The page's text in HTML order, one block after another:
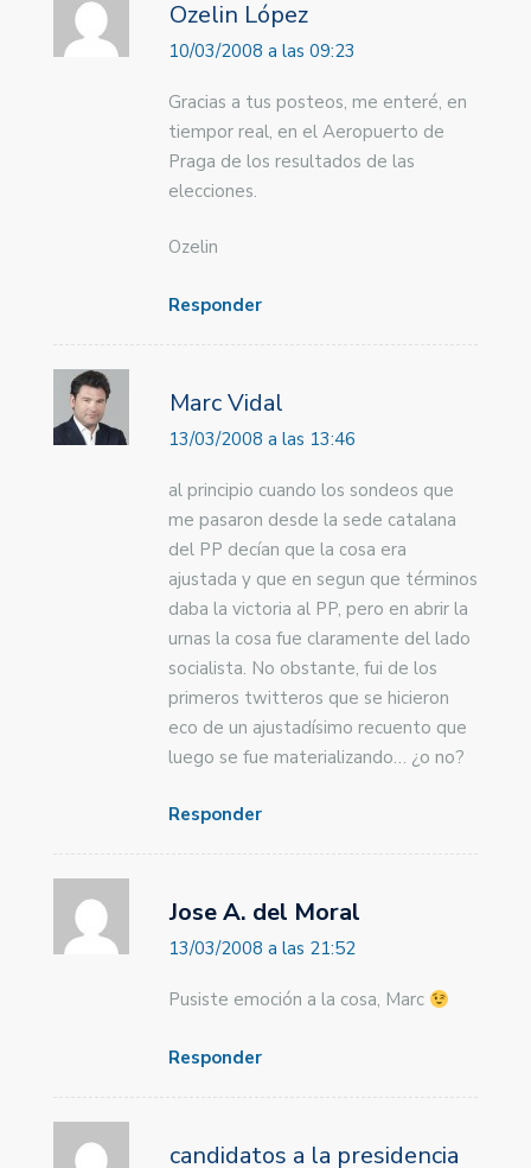
Ozelin López
10/03/2008 a las 09:23
Gracias a tus posteos, me enteré, en
tiempor real, en el Aeropuerto de
Praga de los resultados de las
elecciones.
Ozelin
Responder
Marc Vidal
13/03/2008 a las 13:46
al principio cuando los sondeos que
me pasaron desde la sede catalana
del PP decían que la cosa era
ajustada y que en segun que términos
daba la victoria al PP, pero en abrir la
urnas la cosa fue claramente del lado
socialista. No obstante, fui de los
primeros twitteros que se hicieron
eco de un ajustadísimo recuento que
luego se fue materializando… ¿o no?
Responder
Jose A. del Moral
13/03/2008 a las 21:52
Pusiste emoción a la cosa, Marc
Responder
candidatos a la presidencia